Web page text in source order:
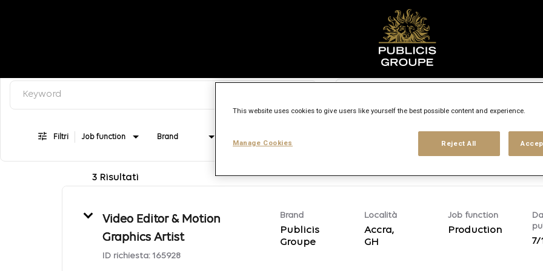
Job Search Page
Filtri Job function Brand
3 Risultati
Video Editor & Motion
Graphics Artist
ID richiesta: 165928
Brand
Publicis
Groupe
Località
Accra,
Job function
Production
7/
This website uses cookies to give users like yourself the best possible content and experience.
Reject All
Manage Cookies